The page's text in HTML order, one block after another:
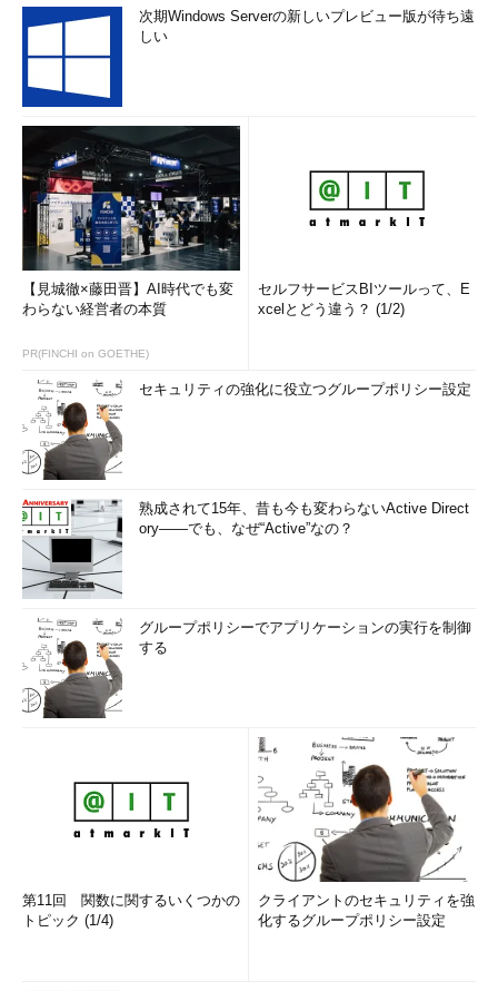
次期Windows Serverの新しいプレビュー版が待ち遠
しい
【見城徹×藤田晋】AI時代でも変
わらない経営者の本質
PR(FINCHI on GOETHE)
セルフサービスBIツールって、E
xcelとどう違う？ (1/2)
セキュリティの強化に役立つグループポリシー設定
熟成されて15年、昔も今も変わらないActive Direct
ory――でも、なぜ“Active”なの？
グループポリシーでアプリケーションの実行を制御
する
第11回 関数に関するいくつかの
トピック (1/4)
クライアントのセキュリティを強
化するグループポリシー設定